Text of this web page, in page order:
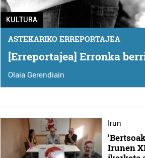
KULTURA
ASTEKARIKO ERREPORTAJEA
[Erreportajea] Erronka
Olaia Gerendiain
Irun
Irunen